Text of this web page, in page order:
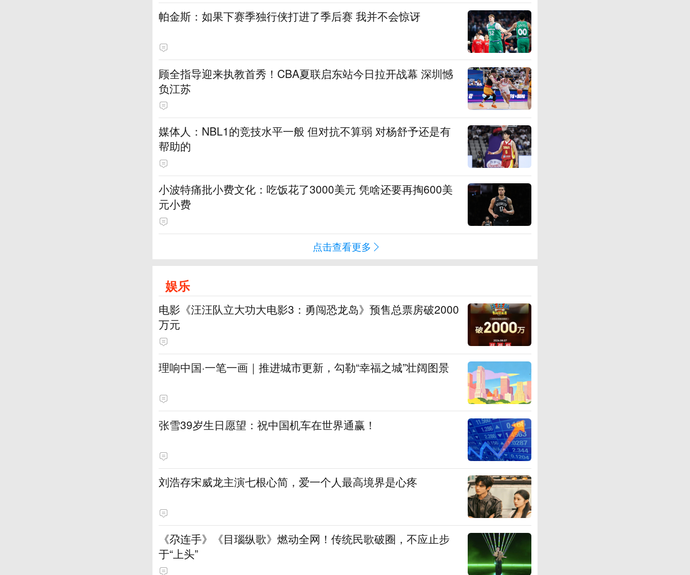
帕金斯：如果下赛季独行侠打进了季后赛 我并不会惊讶
顾全指导迎来执教首秀！CBA夏联启东站今日拉开战幕 深圳憾
负江苏
媒体人：NBL1的竞技水平一般 但对抗不算弱 对杨舒予还是有
帮助的
小波特痛批小费文化：吃饭花了3000美元 凭啥还要再掏600美
元小费
点击查看更多
娱乐
电影《汪汪队立大功大电影3：勇闯恐龙岛》预售总票房破2000
万元
理响中国·一笔一画｜推进城市更新，勾勒“幸福之城”壮阔图景
张雪39岁生日愿望：祝中国机车在世界通赢！
刘浩存宋威龙主演七根心简，爱一个人最高境界是心疼
《尕连手》《目瑙纵歌》燃动全网！传统民歌破圈，不应止步
于“上头”